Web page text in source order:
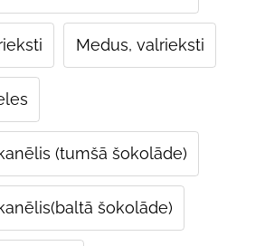
Medus, valrieksti
(tumšā šokolāde)
šokolāde)